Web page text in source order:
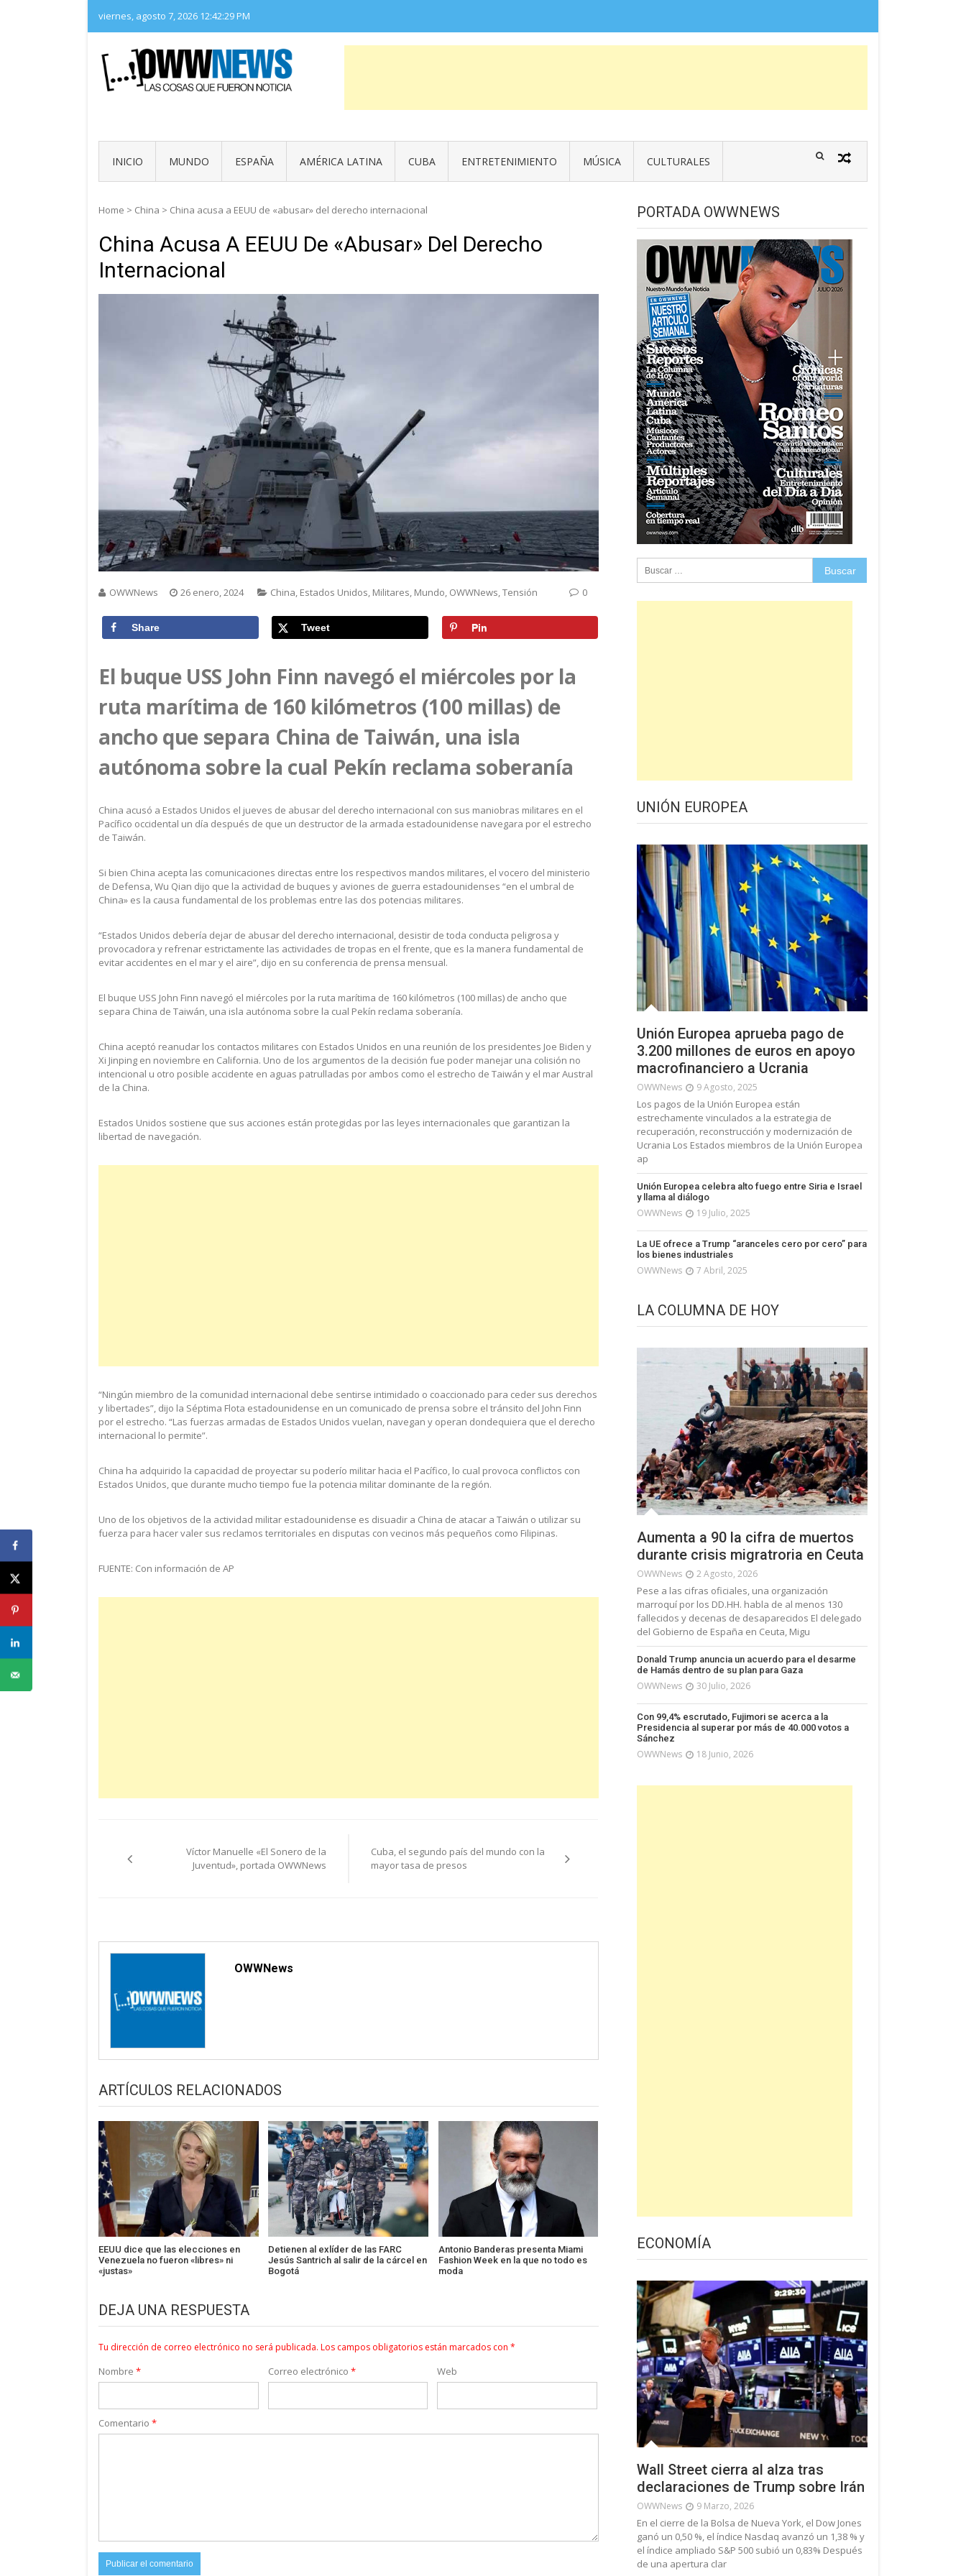
content
viernes, agosto 7, 2026 12:42:30 PM
INICIO MUNDO ESPAÑA AMÉRICA LATINA CUBA ENTRETENIMIENTO MÚSICA CULTURALES
Home > China > China acusa a EEUU de «abusar» del derecho internacional
China Acusa A EEUU De «abusar» Del Derecho
Internacional
OWWNews 26 enero, 2024 China, Estados Unidos, Militares, Mundo, OWWNews,Tensión 0
Share Tweet Pin
El buque USS John Finn navegó el miércoles por la
ruta marítima de 160 kilómetros (100 millas) de
ancho que separa China de Taiwán, una isla
autónoma sobre la cual Pekín reclama soberanía
China acusó a Estados Unidos el jueves de abusar del derecho internacional con sus maniobras militares en el
Pacífico occidental un día después de que un destructor de la armada estadounidense navegara por el estrecho
de Taiwán.
Si bien China acepta las comunicaciones directas entre los respectivos mandos militares, el vocero del ministerio
de Defensa, Wu Qian dijo que la actividad de buques y aviones de guerra estadounidenses “en el umbral de
China» es la causa fundamental de los problemas entre las dos potencias militares.
“Estados Unidos debería dejar de abusar del derecho internacional, desistir de toda conducta peligrosa y
provocadora y refrenar estrictamente las actividades de tropas en el frente, que es la manera fundamental de
evitar accidentes en el mar y el aire”, dijo en su conferencia de prensa mensual.
El buque USS John Finn navegó el miércoles por la ruta marítima de 160 kilómetros (100 millas) de ancho que
separa China de Taiwán, una isla autónoma sobre la cual Pekín reclama soberanía.
China aceptó reanudar los contactos militares con Estados Unidos en una reunión de los presidentes Joe Biden y
Xi Jinping en noviembre en California. Uno de los argumentos de la decisión fue poder manejar una colisión no
intencional u otro posible accidente en aguas patrulladas por ambos como el estrecho de Taiwán y el mar Austral
de la China.
Estados Unidos sostiene que sus acciones están protegidas por las leyes internacionales que garantizan la
libertad de navegación.
“Ningún miembro de la comunidad internacional debe sentirse intimidado o coaccionado para ceder sus derechos
y libertades”, dijo la Séptima Flota estadounidense en un comunicado de prensa sobre el tránsito del John Finn
por el estrecho. “Las fuerzas armadas de Estados Unidos vuelan, navegan y operan dondequiera que el derecho
internacional lo permite”.
China ha adquirido la capacidad de proyectar su poderío militar hacia el Pacífico, lo cual provoca conflictos con
Estados Unidos, que durante mucho tiempo fue la potencia militar dominante de la región.
Uno de los objetivos de la actividad militar estadounidense es disuadir a China de atacar a Taiwán o utilizar su
fuerza para hacer valer sus reclamos territoriales en disputas con vecinos más pequeños como Filipinas.
FUENTE: Con información de AP
de
Víctor Manuelle «El Sonero de la
Juventud», portada OWWNews
Cuba, el segundo país del mundo con la
mayor tasa de presos
OWWNews
ARTÍCULOS RELACIONADOS
EEUU dice que las elecciones en
Venezuela no fueron «libres» ni
«justas»
Detienen al exlíder de las FARC
Jesús Santrich al salir de la cárcel en
Bogotá
Antonio Banderas presenta Miami
Fashion Week en la que no todo es
moda
DEJA UNA RESPUESTA
Tu dirección de correo electrónico no será publicada. Los campos obligatorios están marcados con *
Nombre * Correo electrónico * Web
Comentario *
PORTADA OWWNEWS
UNIÓN EUROPEA
Unión Europea aprueba pago de
3.200 millones de euros en apoyo
macrofinanciero a Ucrania
OWWNews 9 Agosto, 2025
Los pagos de la Unión Europea están
estrechamente vinculados a la estrategia de
recuperación, reconstrucción y modernización de
Ucrania Los Estados miembros de la Unión Europea
ap
Unión Europea celebra alto fuego entre Siria e Israel
y llama al diálogo
OWWNews 19 Julio, 2025
La UE ofrece a Trump “aranceles cero por cero” para
los bienes industriales
OWWNews 7 Abril, 2025
LA COLUMNA DE HOY
Aumenta a 90 la cifra de muertos
durante crisis migratroria en Ceuta
OWWNews 2 Agosto, 2026
Pese a las cifras oficiales, una organización
marroquí por los DD.HH. habla de al menos 130
fallecidos y decenas de desaparecidos El delegado
del Gobierno de España en Ceuta, Migu
Donald Trump anuncia un acuerdo para el desarme
de Hamás dentro de su plan para Gaza
OWWNews 30 Julio, 2026
Con 99,4% escrutado, Fujimori se acerca a la
Presidencia al superar por más de 40.000 votos a
Sánchez
OWWNews 18 Junio, 2026
ECONOMÍA
Wall Street cierra al alza tras
declaraciones de Trump sobre Irán
OWWNews 9 Marzo, 2026
En el cierre de la Bolsa de Nueva York, el Dow Jones
ganó un 0,50 %, el índice Nasdaq avanzó un 1,38 % y
el índice ampliado S&P 500 subió un 0,83% Después
de una apertura clar